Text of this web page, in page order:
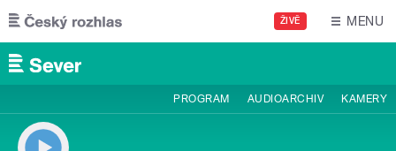
Přejít k hlavnímu obsahu
ŽIVĚ MENU
PROGRAM AUDIOARCHIV KAMERY